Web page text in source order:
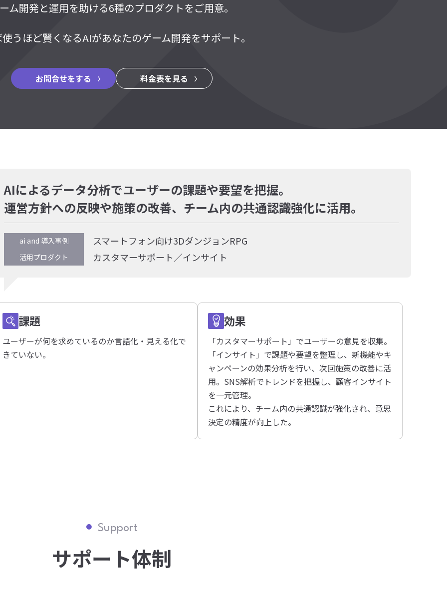
ム開発と運用を助ける6種のプロダクトをご用意。
うほど賢くなるAIがあなたのゲーム開発をサポート。
お問合せをする 料金表を見る
AIによるデータ分析でユーザーの課題や要望を把握。
運営方針への反映や施策の改善、チーム内の共通認識強化に活用。
ai and 導入事例 スマートフォン向け3DダンジョンRPG
活用プロダクト カスタマーサポート／インサイト
課題
ユーザーが何を求めているのか言語化・見える化で
きていない。
効果
「カスタマーサポート」でユーザーの意見を収集。
「インサイト」で課題や要望を整理し、新機能やキ
ャンペーンの効果分析を行い、次回施策の改善に活
用。SNS解析でトレンドを把握し、顧客インサイト
を一元管理。
これにより、チーム内の共通認識が強化され、意思
決定の精度が向上した。
Support
サポート体制